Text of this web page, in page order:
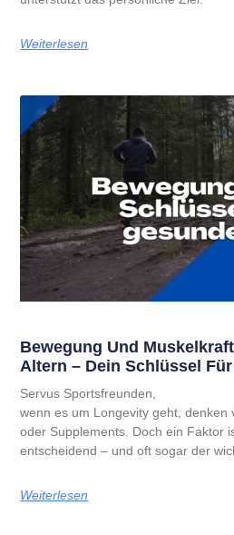
Weiterlesen
Bewegung Und
Altern – Dein Schlüssel
Servus Sportsfreunden,
wenn es um Longevity geht, denken
oder Supplements. Doch ein Faktor
entscheidend – und oft sogar der
Weiterlesen